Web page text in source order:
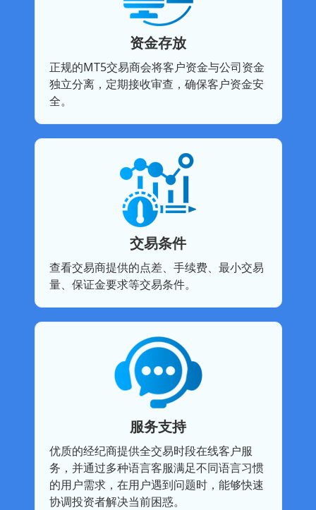
资金存放
正规的MT5交易商会将客户资金与公司资金
独立分离，定期接收审查，确保客户资金安
全。
交易条件
查看交易商提供的点差、手续费、最小交易
量、保证金要求等交易条件。
服务支持
优质的经纪商提供全交易时段在线客户服
务，并通过多种语言客服满足不同语言习惯
的用户需求，在用户遇到问题时，能够快速
协调投资者解决当前困惑。